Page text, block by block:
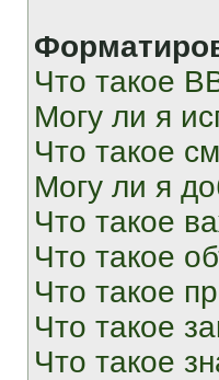
Что такое
Могу ли я
Что такое
Могу ли я
Что такое
Что такое
Что такое
Что такое
Что такое